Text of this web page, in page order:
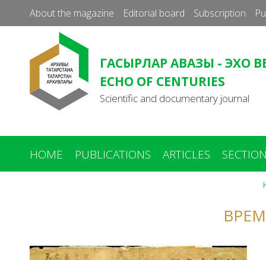
About the magazine Editorial board Subscription
ГАСЫРЛАР АВАЗЫ - ЭХО
ECHO OF CENTURIES
Scientific and documentary journal
HOME PUBLICATIONS ARTICLES